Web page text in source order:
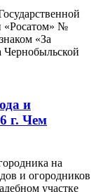
«Росатом» №
«За
Чернобыльской
и
г. Чем
на
и огородников
участке